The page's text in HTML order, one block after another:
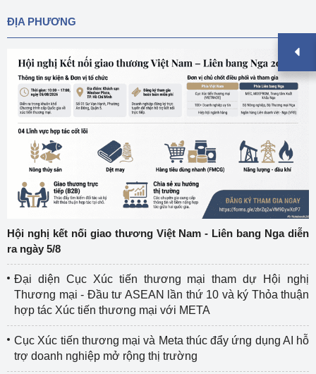
ĐỊA PHƯƠNG
Hội nghị kết nối giao thương Việt Nam - Liên bang Nga diễn
ra ngày 5/8
Đại diện Cục Xúc tiến thương mại tham dự Hội nghị
Thương mại - Đầu tư ASEAN lần thứ 10 và ký Thỏa thuận
hợp tác Xúc tiến thương mại với META
Cục Xúc tiến thương mại và Meta thúc đẩy ứng dụng AI hỗ
trợ doanh nghiệp mở rộng thị trường